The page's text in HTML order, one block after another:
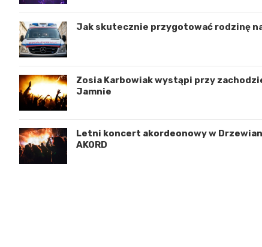
Jak skutecznie przygotować rodzinę
Zosia Karbowiak wystąpi przy
Jamnie
Letni koncert akordeonowy w
AKORD